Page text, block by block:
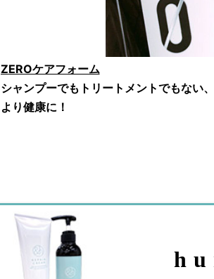
ZEROケアフォーム
シャンプーでもトリートメントでもない
より健康に！